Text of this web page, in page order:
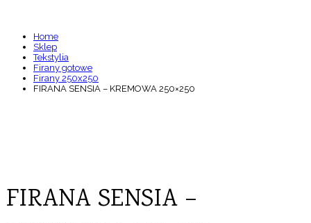
Home
Sklep
Tekstylia
Firany gotowe
Firany 250x250
FIRANA SENSIA – KREMOWA 250×250
FIRANA SENSIA –